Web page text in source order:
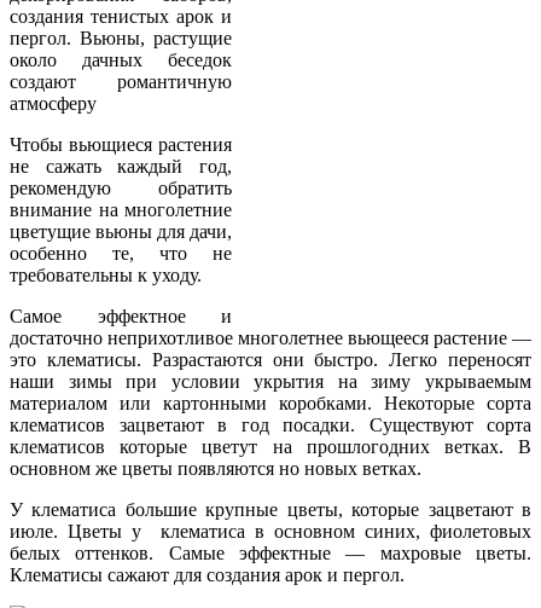
создания тенистых арок и
пергол. Вьюны, растущие
около дачных беседок
создают романтичную
атмосферу
Чтобы вьющиеся растения
не сажать каждый год,
рекомендую обратить
внимание на многолетние
цветущие вьюны для дачи,
особенно те, что не
требовательны к уходу.
Самое эффектное и
достаточно неприхотливое многолетнее вьющееся растение —
это клематисы. Разрастаются они быстро. Легко переносят
наши зимы при условии укрытия на зиму укрываемым
материалом или картонными коробками. Некоторые сорта
клематисов зацветают в год посадки. Существуют сорта
клематисов которые цветут на прошлогодних ветках. В
основном же цветы появляются но новых ветках.
У клематиса большие крупные цветы, которые зацветают в
июле. Цветы у клематиса в основном синих, фиолетовых
белых оттенков. Самые эффектные — махровые цветы.
Клематисы сажают для создания арок и пергол.